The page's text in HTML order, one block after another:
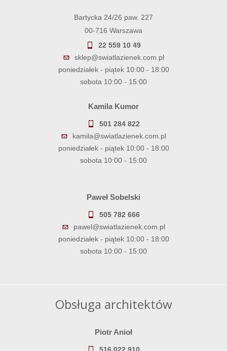
Bartycka 24/26 paw. 227
00-716 Warszawa
22 559 10 49
sklep@swiatlazienek.com.pl
poniedziałek - piątek 10:00 - 18:00
sobota 10:00 - 15:00
Kamila Kumor
501 284 822
kamila@swiatlazienek.com.pl
poniedziałek - piątek 10:00 - 18:00
sobota 10:00 - 15:00
Paweł Sobelski
505 782 666
pawel@swiatlazienek.com.pl
poniedziałek - piątek 10:00 - 18:00
sobota 10:00 - 15:00
Obsługa architektów
Piotr Anioł